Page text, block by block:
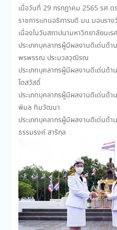
เมื่อวันที่ 29 กรกฏาคม 2565 รศ.
ราชการแทนอธิการบดี มน.มอบราง
เนื่องในวันสถาปนามหาวิทยาลัยนเ
ประเภทบุคลากรผู้มีผลงานดีเด่นด้า
พรพรรณ ประมวลวุฒิรณ
ประเภทบุคลากรผู้มีผลงานดีเด่นด้
โตสวัสดิ์
ประเภทบุคลากรผู้มีผลงานดีเด่นด้า
พิมล ทิมวัฒนา
ประเภทบุคลากรผู้มีผลงานดีเด่นด้
ธรรมรงค์ สาริกุล